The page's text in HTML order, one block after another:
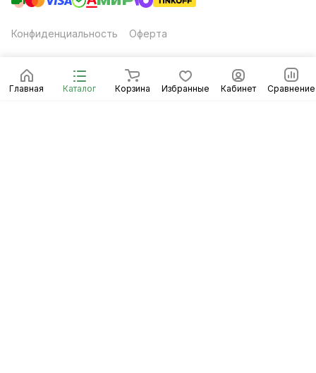
Главная Каталог Корзина Избранные Кабинет Сравнение
Конфиденциальность Оферта